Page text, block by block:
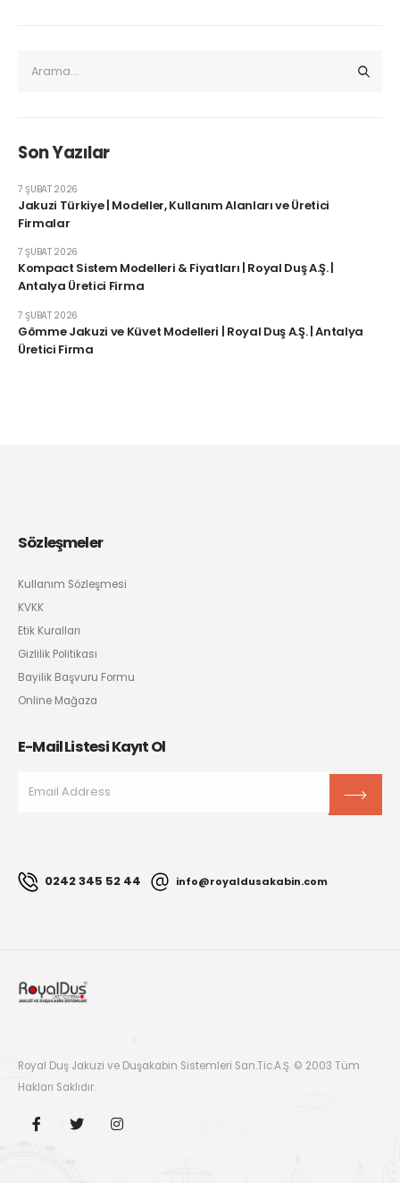
Son Yazılar
Jakuzi Türkiye | Modeller, Kullanım Alanları ve Üretici
Firmalar
7 ŞUBAT 2026
Kompact Sistem Modelleri & Fiyatları | Royal Duş A.Ş. |
Antalya Üretici Firma
7 ŞUBAT 2026
Gömme Jakuzi ve Küvet Modelleri | Royal Duş A.Ş. | Antalya
Üretici Firma
7 ŞUBAT 2026
Sözleşmeler
Kullanım Sözleşmesi
KVKK
Etik Kuralları
Gizlilik Politikası
Bayilik Başvuru Formu
Online Mağaza
E-Mail Listesi Kayıt Ol
0242 345 52 44 info@royaldusakabin.com
Royal Duş Jakuzi ve Duşakabin Sistemleri San.Tic.A.Ş. © 2003 Tüm
Hakları Saklıdır.